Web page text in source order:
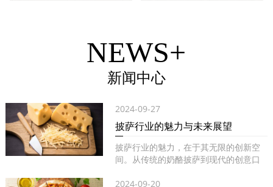
NEWS+
新闻中心
2024-09-27
披萨行业的魅力与未来展望
披萨行业的魅力，在于其无限的创新空
间。从传统的奶酪披萨到现代的创意口
2024-09-20